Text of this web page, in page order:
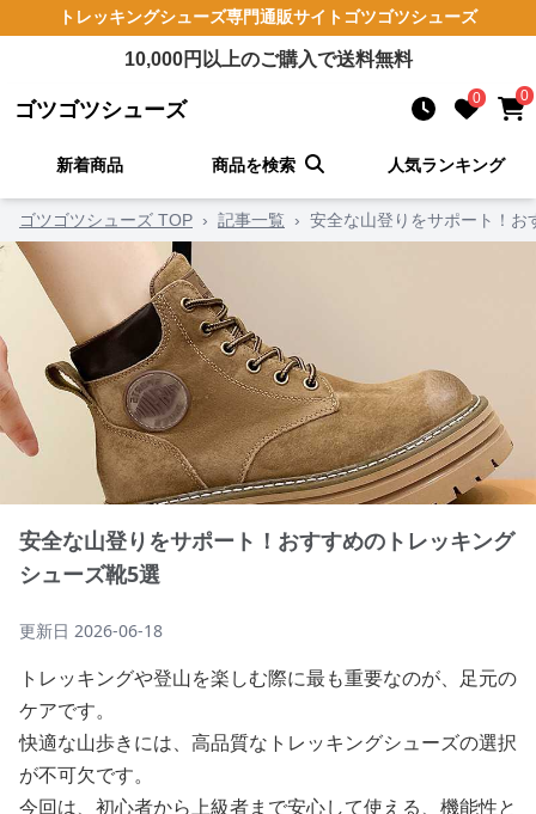
トレッキングシューズ専門通販サイト ゴツゴツシューズ
10,000円以上のご購入で送料無料
ゴツゴツシューズ 0 0
新着商品 商品を検索 人気ランキング
ゴツゴツシューズ TOP › 記事一覧 › 安全な山登りをサポート！お
安全な山登りをサポート！おすすめのトレッキング
シューズ靴5選
更新日 2026-06-18
トレッキングや登山を楽しむ際に最も重要なのが、足元の
ケアです。
快適な山歩きには、高品質なトレッキングシューズの選択
が不可欠です。
今回は、初心者から上級者まで安心して使える、機能性と